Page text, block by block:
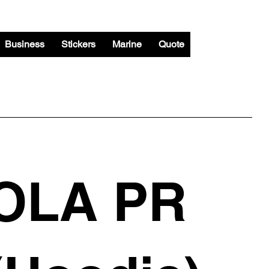
Business Stickers Marine Quote
PR